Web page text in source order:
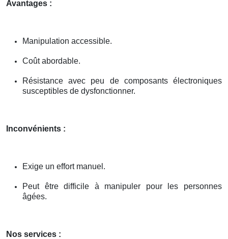
Avantages :
Manipulation accessible.
Coût abordable.
Résistance avec peu de composants électroniques
susceptibles de dysfonctionner.
Inconvénients :
Exige un effort manuel.
Peut être difficile à manipuler pour les personnes
âgées.
Nos services :